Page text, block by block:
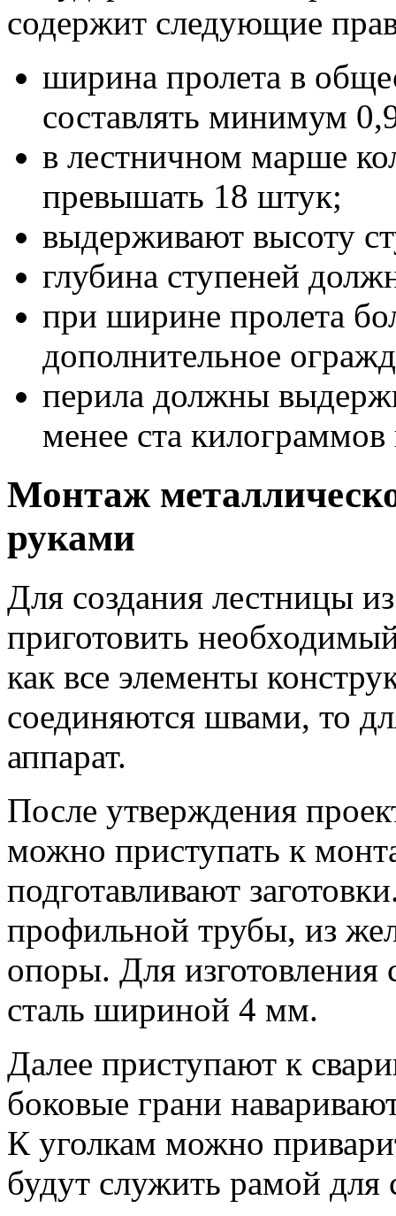
содержит следующие
ширина пролета в
составлять минимум
в лестничном марше
превышать 18 штук;
выдерживают высоту
глубина ступеней
при ширине пролета
дополнительное
перила должны
менее ста
Монтаж
руками
Для создания лестницы
приготовить
как все элементы
соединяются швами, то
аппарат.
После утверждения
можно приступать к
подготавливают
профильной трубы, из
опоры. Для изготовления
сталь шириной 4 мм.
Далее приступают к
боковые грани
К уголкам можно
будут служить рамой для